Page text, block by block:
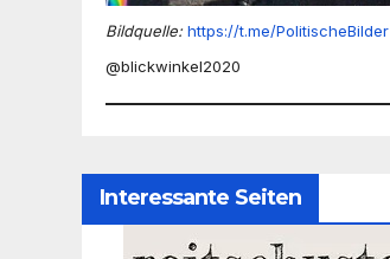
Bildquelle: https://t.me/PolitischeBilder
@blickwinkel2020
Interessante Seiten